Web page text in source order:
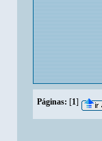
Páginas: [1]